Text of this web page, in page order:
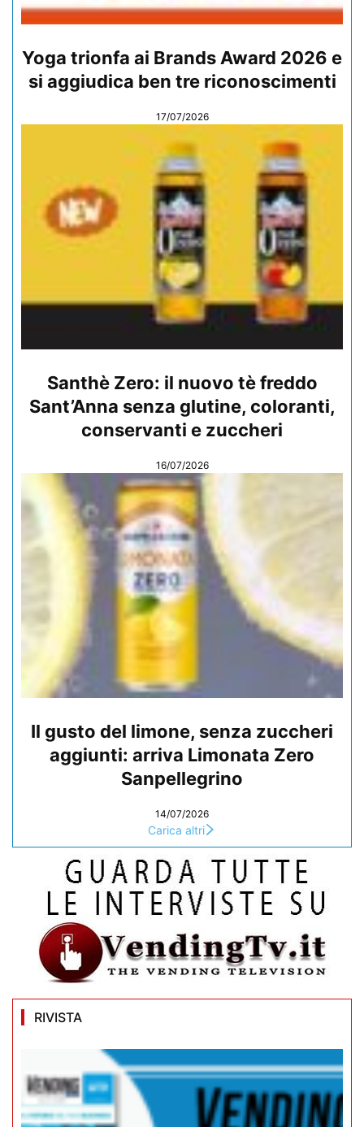
Yoga trionfa ai Brands Award 2026 e
si aggiudica ben tre riconoscimenti
17/07/2026
Santhè Zero: il nuovo tè freddo
Sant’Anna senza glutine, coloranti,
conservanti e zuccheri
16/07/2026
Il gusto del limone, senza zuccheri
aggiunti: arriva Limonata Zero
Sanpellegrino
14/07/2026
Carica altri
RIVISTA